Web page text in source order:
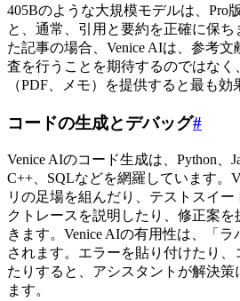
405Bのような大規模モデルは、Pro
と、通常、引用と要約を正確に保
た記事の場合、Venice AIは、参考
査を行うことを期待するのではなく
（PDF、メモ）を提供すると最も効
コードの生成とデバッグ#
Venice AIのコード生成は、Python、
C++、SQLなどを網羅しています。
リの足場を組んだり、テストスイ
クトレースを説明したり、修正案
きます。Venice AIの有用性は、「
されます。エラーを貼り付けたり
たりすると、アシスタントが解決
ます。